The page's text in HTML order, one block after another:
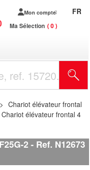
Mon compte
Ma Sélection 0
FR
Chariot élévateur frontal
Chariot élévateur frontal 4
2 Ref. N12673